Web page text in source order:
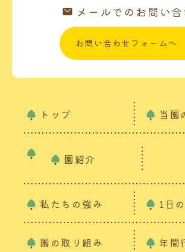
メールでのお問い合
お問い合わせフォームへ
トップ 当園
園紹介
私たちの強み 1日
園の取り組み 年間